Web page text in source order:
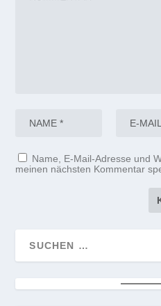
Name, E-Mail-Adresse und
meinen nächsten Kommentar